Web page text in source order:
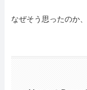
なぜそう思ったのか